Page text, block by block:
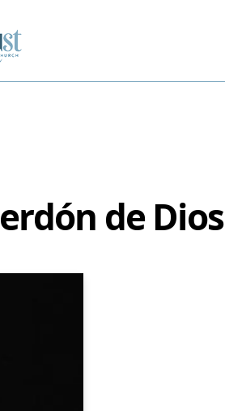
de Dios